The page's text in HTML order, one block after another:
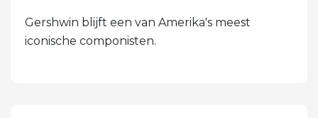
Gershwin blijft een van Amerika's meest
iconische componisten.